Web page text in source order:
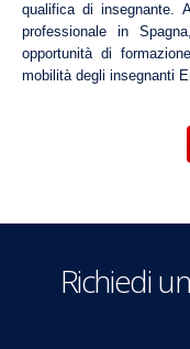
qualifica di insegnante.
professionale in
opportunità di
mobilità degli insegnanti
Richiedi